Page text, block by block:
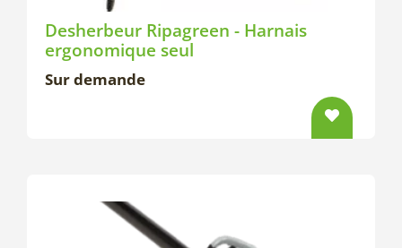
Desherbeur Ripagreen - Harnais
ergonomique seul
Sur demande